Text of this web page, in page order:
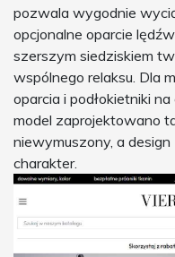
pozwala wygodnie
opcjonalne oparcie
szerszym siedziskiem
wspólnego relaksu. Dla
oparcia i podłokietniki
model zaprojektowano
niewymuszony, a
charakter.